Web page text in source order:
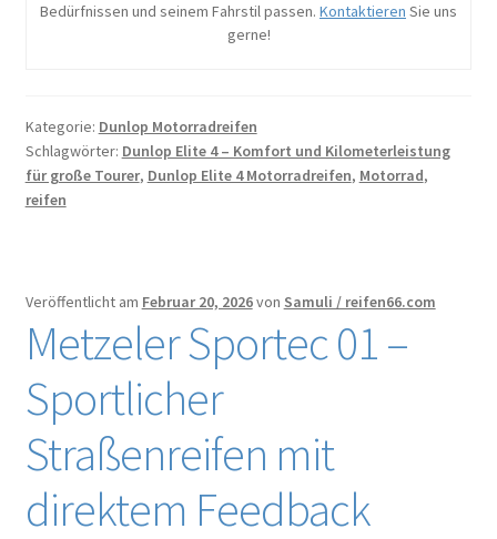
Bedürfnissen und seinem Fahrstil passen. Kontaktieren Sie uns
gerne!
Kategorie: Dunlop Motorradreifen
Schlagwörter: Dunlop Elite 4 – Komfort und Kilometerleistung
für große Tourer, Dunlop Elite 4 Motorradreifen, Motorrad,
reifen
Veröffentlicht am Februar 20, 2026von Samuli / reifen66.com
Metzeler Sportec 01 –
Sportlicher
Straßenreifen mit
direktem Feedback